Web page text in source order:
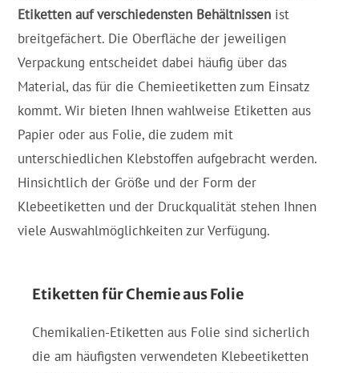
Etiketten auf verschiedensten Behältnissen ist
breitgefächert. Die Oberfläche der jeweiligen
Verpackung entscheidet dabei häufig über das
Material, das für die Chemieetiketten zum Einsatz
kommt. Wir bieten Ihnen wahlweise Etiketten aus
Papier oder aus Folie, die zudem mit
unterschiedlichen Klebstoffen aufgebracht werden.
Hinsichtlich der Größe und der Form der
Klebeetiketten und der Druckqualität stehen Ihnen
viele Auswahlmöglichkeiten zur Verfügung.
Etiketten für Chemie aus Folie
Chemikalien-Etiketten aus Folie sind sicherlich
die am häufigsten verwendeten Klebeetiketten